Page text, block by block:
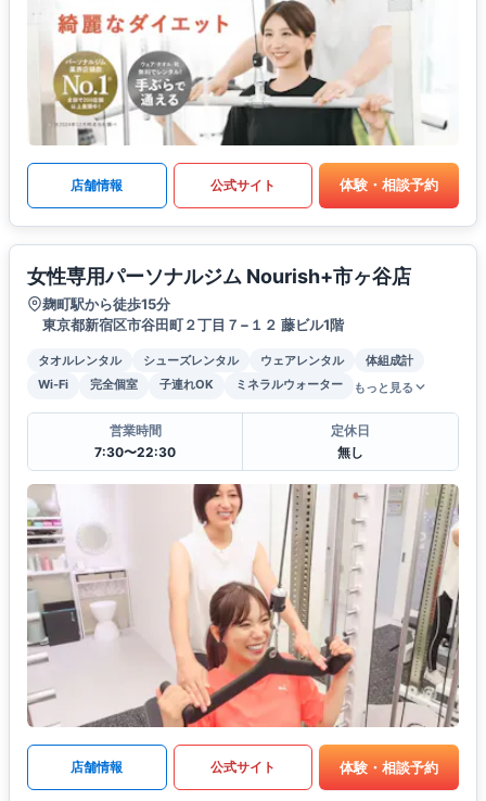
店舗情報 公式サイト 体験・相談予約
女性専用パーソナルジム Nourish+市ヶ谷店
麹町駅から徒歩15分
東京都新宿区市谷田町２丁目７−１２ 藤ビル1階
タオルレンタル シューズレンタル ウェアレンタル
体組成計
Wi-Fi
完全個室 子連れOK ミネラルウォーター もっと見る
営業時間
7:30〜22:30
定休日
無し
店舗情報 公式サイト 体験・相談予約